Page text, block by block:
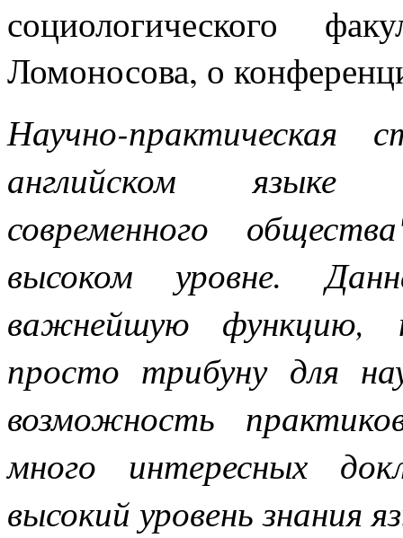
социологического
Ломоносова, о
Научно-практическая
английском языке
современного
высоком уровне.
важнейшую функцию,
просто трибуну для
возможность
много интересных
высокий уровень знания